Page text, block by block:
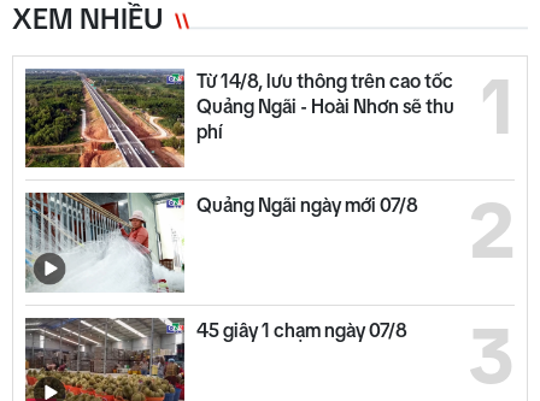
XEM NHIỀU
1
Từ 14/8, lưu thông trên cao tốc
Quảng Ngãi - Hoài Nhơn sẽ thu
phí
2
Quảng Ngãi ngày mới 07/8
3
45 giây 1 chạm ngày 07/8